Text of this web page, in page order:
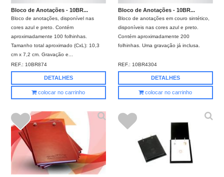
Bloco de Anotações - 10BR...
Bloco de anotações, disponível nas
cores azul e preto. Contém
aproximadamente 100 folhinhas.
Tamanho total aproximado (CxL): 10,3
cm x 7,2 cm. Gravação e...
REF.: 10BR874
DETALHES
colocar no carrinho
Bloco de Anotações - 10BR...
Bloco de anotações em couro sintético,
disponíveis nas cores azul e preto.
Contém aproximadamente 200
folhinhas. Uma gravação já inclusa.
REF.: 10BR4304
DETALHES
colocar no carrinho